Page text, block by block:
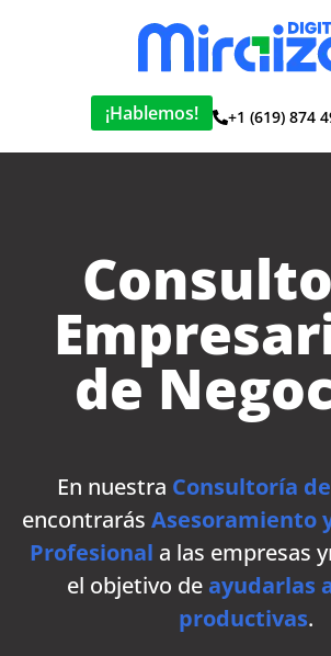
¡Hablemos! +1 (619) 874
de
En nuestra Consultoría
encontrarás Asesoramiento
Profesional a las empresas
el objetivo de ayudarlas
productivas.